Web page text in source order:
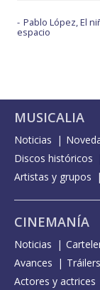
Pablo López, El
espacio
MUSICALIA
Noticias
Discos históricos
Artistas y grupos
CINEMANÍA
Noticias
Avances
Tráilers
Actores y actrices